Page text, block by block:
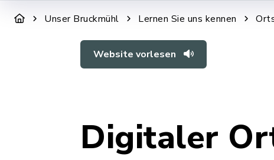
Unser Bruckmühl Lernen Sie uns kennen
Website vorlesen
Digitaler